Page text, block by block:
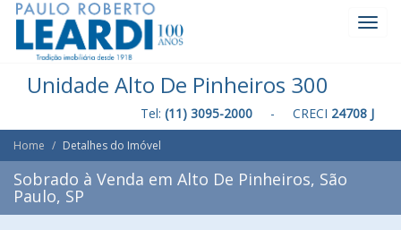
Unidade Alto De Pinheiros 300
Tel: (11) 3095-2000 - CRECI 24708 J
Home Detalhes do Imóvel
Sobrado à Venda em Alto De Pinheiros, São
Paulo, SP